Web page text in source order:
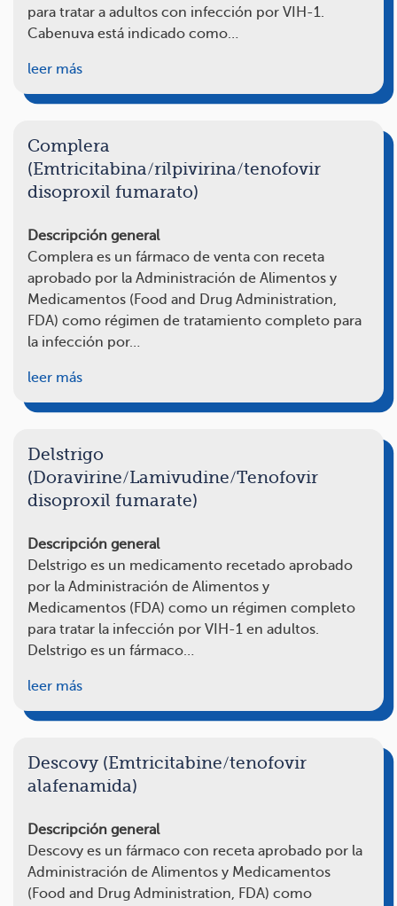
para tratar a adultos con infección por VIH-1.
Cabenuva está indicado como…
leer más
Complera
(Emtricitabina/rilpivirina/tenofovir
disoproxil fumarato)
Descripción general
Complera es un fármaco de venta con receta
aprobado por la Administración de Alimentos y
Medicamentos (Food and Drug Administration,
FDA) como régimen de tratamiento completo para
la infección por…
leer más
Delstrigo
(Doravirine/Lamivudine/Tenofovir
disoproxil fumarate)
Descripción general
Delstrigo es un medicamento recetado aprobado
por la Administración de Alimentos y
Medicamentos (FDA) como un régimen completo
para tratar la infección por VIH-1 en adultos.
Delstrigo es un fármaco…
leer más
Descovy (Emtricitabine/tenofovir
alafenamida)
Descripción general
Descovy es un fármaco con receta aprobado por la
Administración de Alimentos y Medicamentos
(Food and Drug Administration, FDA) como